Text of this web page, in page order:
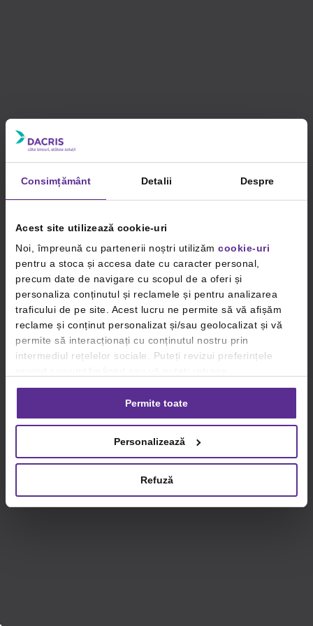
Consimțământ Detalii Despre
Acest site utilizează cookie-uri
Noi, împreună cu partenerii noștri utilizăm cookie-uri
pentru a stoca și accesa date cu caracter personal,
precum date de navigare cu scopul de a oferi și
personaliza conținutul și reclamele și pentru analizarea
traficului de pe site. Acest lucru ne permite să vă afișăm
reclame și conținut personalizat și/sau geolocalizat și vă
permite să interacționați cu conținutul nostru prin
intermediul rețelelor sociale. Puteți revizui preferințele
consimțământul oricând, făcând click pe linkul către
setările dvs. de cookie-uri.
privind utilizarea modulelor cookie.Detalii
Permite toate
Personalizează
Refuză